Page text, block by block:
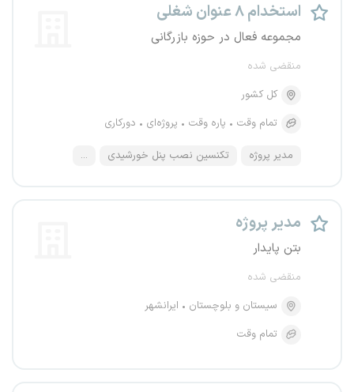
استخدام ۸ عنوان شغلی
مجموعه فعال در حوزه بازرگانی
منقضی شده
کل کشور
تمام وقت
پاره وقت پروژه‌ای دورکاری
مدیر پروژه تکنسین نصب پنل خورشیدی ...
مدیر پروژه
بتن پایدار
منقضی شده
سیستان و بلوچستان
ایرانشهر
تمام وقت